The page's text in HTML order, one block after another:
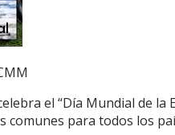
el “Día Mundial de
para todos los